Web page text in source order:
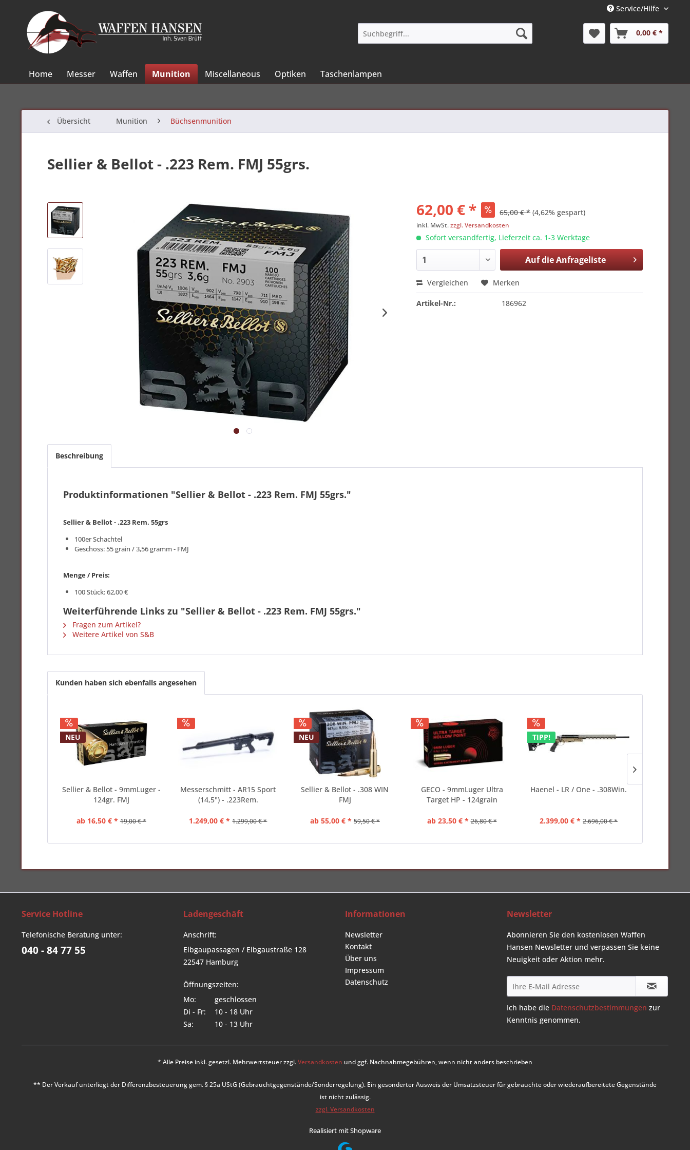
Service/Hilfe
0,00 € *
Home Messer Waffen Munition Miscellaneous Optiken Taschenlampen
Übersicht Munition Büchsenmunition
Sellier & Bellot - .223 Rem. FMJ 55grs.
62,00 € * 65,00 € * (4,62% gespart)
inkl. MwSt.zzgl. Versandkosten
Sofort versandfertig, Lieferzeit ca. 1-3 Werktage
Auf dieAnfrageliste
Vergleichen Merken
Artikel-Nr.: 186962
Beschreibung
Produktinformationen "Sellier & Bellot - .223 Rem. FMJ 55grs."
Sellier & Bellot - .223 Rem. 55grs
100er Schachtel
Geschoss: 55 grain / 3,56 gramm - FMJ
Menge / Preis:
100 Stück: 62,00 €
Weiterführende Links zu "Sellier & Bellot - .223 Rem. FMJ 55grs."
Fragen zum Artikel?
Weitere Artikel von S&B
Kunden haben sich ebenfalls angesehen
NEU
Sellier & Bellot - 9mmLuger -
124gr. FMJ
ab 16,50 € * 19,00 € *
Messerschmitt - AR15 Sport
(14,5") - .223Rem.
1.249,00 € * 1.299,00 € *
NEU
Sellier & Bellot - .308 WIN
FMJ
ab 55,00 € * 59,50 € *
GECO - 9mmLuger Ultra
Target HP - 124grain
ab 23,50 € * 26,80 € *
TIPP!
Haenel - LR / One - .308Win.
2.399,00 € * 2.696,00 € *
Service Hotline
Telefonische Beratung unter:
040 - 84 77 55
Ladengeschäft
Anschrift:
Elbgaupassagen / Elbgaustraße 128
22547 Hamburg
Öffnungszeiten:
Mo:
geschlossen
Di - Fr:
10 - 18 Uhr
Sa:
10 - 13 Uhr
Informationen
Newsletter
Kontakt
Über uns
Impressum
Datenschutz
Newsletter
Abonnieren Sie den kostenlosen Waffen
Hansen Newsletter und verpassen Sie keine
Neuigkeit oder Aktion mehr.
Ich habe die Datenschutzbestimmungen zur
Kenntnis genommen.
* Alle Preise inkl. gesetzl. Mehrwertsteuer zzgl.Versandkosten und ggf. Nachnahmegebühren, wenn nicht anders beschrieben
** Der Verkauf unterliegt der Differenzbesteuerung gem. § 25a UStG (Gebrauchtgegenstände/Sonderregelung). Ein gesonderter Ausweis der Umsatzsteuer für gebrauchte oder wiederaufbereitete Gegenstände
ist nicht zulässig.
zzgl. Versandkosten
Realisiert mit Shopware